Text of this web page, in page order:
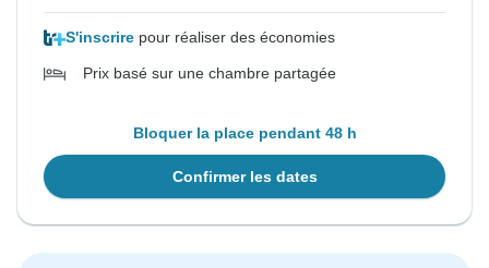
S'inscrire pour réaliser des économies
Prix basé sur une chambre partagée
Bloquer la place pendant 48 h
Confirmer les dates